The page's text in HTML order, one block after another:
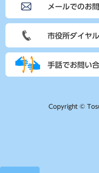
メールでのお
市役所ダイヤ
手話でお問い
Copyright ©